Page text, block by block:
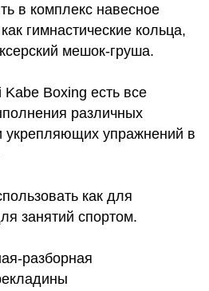
в комплекс навесное
гимнастические кольца,
мешок-груша.
Boxing есть все
различных
упражнений в
как для
занятий спортом.
разборная